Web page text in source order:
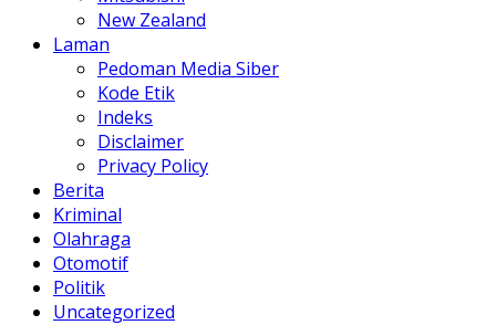
New Zealand
Laman
Pedoman Media Siber
Kode Etik
Indeks
Disclaimer
Privacy Policy
Berita
Kriminal
Olahraga
Otomotif
Politik
Uncategorized